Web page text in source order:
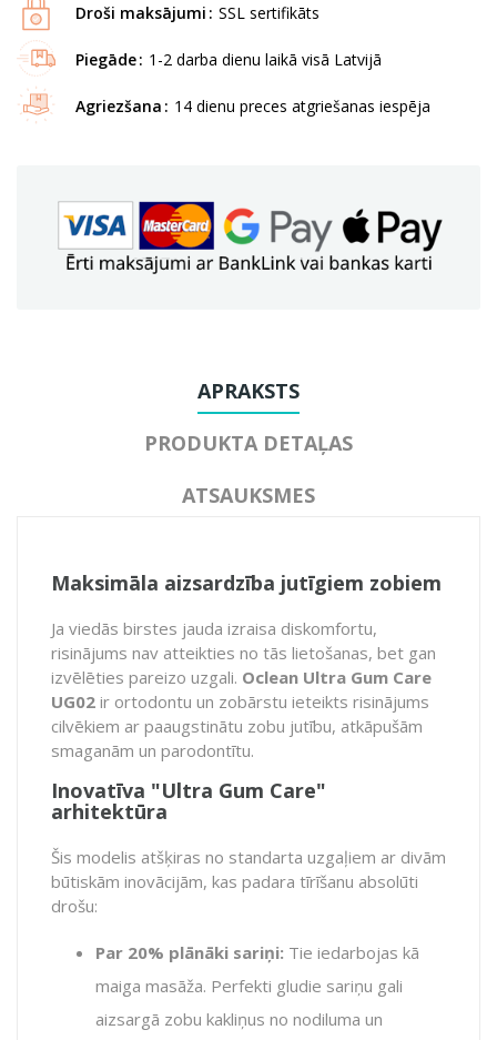
Droši maksājumi SSL sertifikāts
Piegāde 1-2 darba dienu laikā visā Latvijā
Agriezšana 14 dienu preces atgriešanas iespēja
APRAKSTS
PRODUKTA DETAĻAS
ATSAUKSMES
Maksimāla aizsardzība jutīgiem zobiem
Ja viedās birstes jauda izraisa diskomfortu,
risinājums nav atteikties no tās lietošanas, bet gan
izvēlēties pareizo uzgali. Oclean Ultra Gum Care
UG02 ir ortodontu un zobārstu ieteikts risinājums
cilvēkiem ar paaugstinātu zobu jutību, atkāpušām
smaganām un parodontītu.
Inovatīva "Ultra Gum Care"
arhitektūra
Šis modelis atšķiras no standarta uzgaļiem ar divām
būtiskām inovācijām, kas padara tīrīšanu absolūti
drošu:
Par 20% plānāki sariņi: Tie iedarbojas kā
maiga masāža. Perfekti gludie sariņu gali
aizsargā zobu kakliņus no nodiluma un